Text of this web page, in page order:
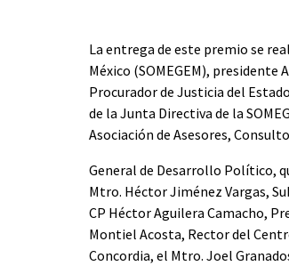
La entrega de este premio se
México (SOMEGEM),
Procurador de Justicia del
de la Junta Directiva de la
Asociación de Asesores,
General de Desarrollo Político,
Mtro. Héctor Jiménez Vargas,
CP Héctor Aguilera Camacho,
Montiel Acosta, Rector del
Concordia, el Mtro. Joel